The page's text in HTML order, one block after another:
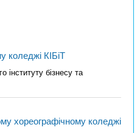
коледжі КІБіТ
інституту бізнесу та
хореографічному коледжі